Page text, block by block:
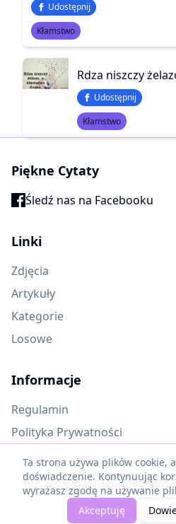
Udostępnij
Kłamstwo
Rdza niszczy
Udostępnij
Kłamstwo
Piękne Cytaty
Śledź nas na Facebooku
Linki
Zdjęcia
Artykuły
Kategorie
Losowe
Informacje
Regulamin
Polityka Prywatności
Oczekujące materiały
2025 Piękne Cytaty.
Ta strona używa plików cookie,
doświadczenie. Kontynuując
wyrażasz zgodę na używanie
Akceptuję